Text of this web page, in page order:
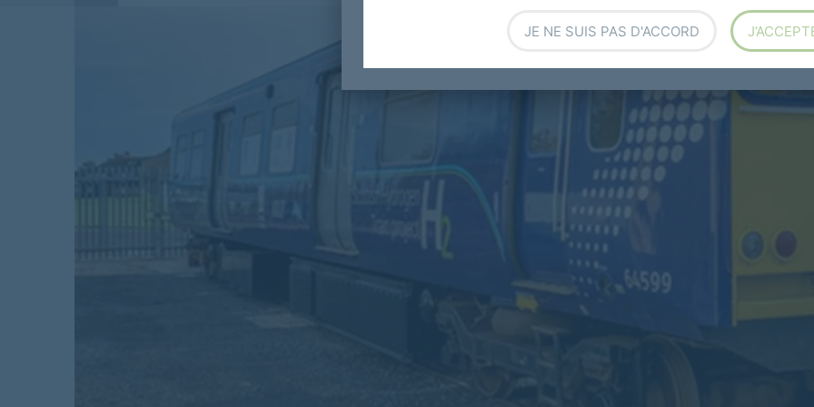
JE NE SUIS PAS D'ACCORD